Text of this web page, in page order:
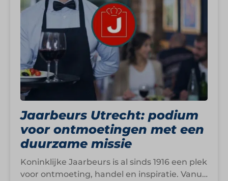
Jaarbeurs Utrecht: podium
voor ontmoetingen met een
duurzame missie
Koninklijke Jaarbeurs is al sinds 1916 een plek
voor ontmoeting, handel en inspiratie. Vanuit